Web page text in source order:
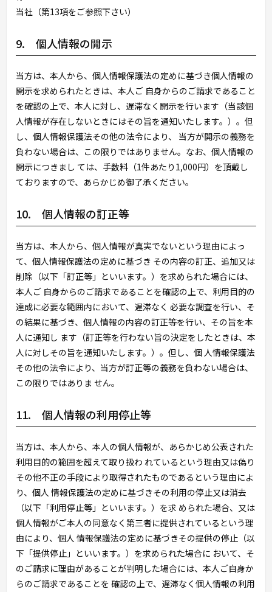
当社（第13項をご参照下さい）
9. 個人情報の開示
当方は、本人から、個人情報保護法の定めに基づき個人情報の
開示を求められたときは、本人ご 自身からのご請求であること
を確認の上で、本人に対し、遅滞なく開示を行います（当該個
人情報が存在しないときにはその旨を通知いたします。）。但
し、個人情報保護法その他の法令により、 当方が開示の義務を
負わない場合は、この限りではありません。なお、個人情報の
開示につきまし ては、手数料（1件あたり1,000円）を頂戴し
ておりますので、あらかじめ御了承ください。
10. 個人情報の訂正等
当方は、本人から、個人情報が真実でないという理由によっ
て、個人情報保護法の定めに基づき その内容の訂正、追加又は
削除（以下「訂正等」といいます。）を求められた場合には、
本人ご 自身からのご請求であることを確認の上で、利用目的の
達成に必要な範囲内において、遅滞なく 必要な調査を行い、そ
の結果に基づき、個人情報の内容の訂正等を行い、その旨を本
人に通知し ます（訂正等を行わない旨の決定をしたときは、本
人に対しその旨を通知いたします。）。但し、個 人情報保護法
その他の法令により、当方が訂正等の義務を負わない場合は、
この限りではありま せん。
11. 個人情報の利用停止等
当方は、本人から、本人の個人情報が、あらかじめ公表された
利用目的の範囲を超えて取り扱わ れているという理由又は偽り
その他不正の手段により取得されたものであるという理由によ
り、個人 情報保護法の定めに基づきその利用の停止又は消去
（以下「利用停止等」といいます。）を求 められた場合、又は
個人情報がご本人の同意なく第三者に提供されているという理
由により、個人 情報保護法の定めに基づきその提供の停止（以
下「提供停止」といいます。）を求められた場合に おいて、そ
のご請求に理由があることが判明した場合には、本人ご自身か
らのご請求であることを 確認の上で、遅滞なく個人情報の利用